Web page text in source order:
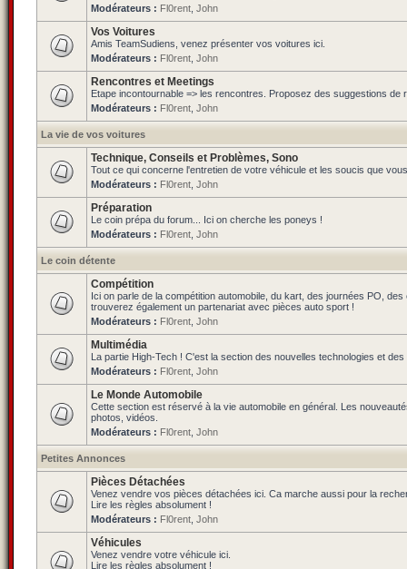
Modérateurs : Fl0rent John
Vos Voitures
Amis TeamSudiens, venez présenter vos voitures ici.
Modérateurs : Fl0rent John
Rencontres et Meetings
Etape incontournable => les rencontres. Proposez des suggestions de
Modérateurs : Fl0rent John
La vie de vos voitures
Technique, Conseils et Problèmes, Sono
Tout ce qui concerne l'entretien de votre véhicule et les soucis que
Modérateurs : Fl0rent John
Préparation
Le coin prépa du forum... Ici on cherche les poneys !
Modérateurs : Fl0rent John
Le coin détente
Compétition
Ici on parle de la compétition automobile, du kart, des journées PO,
trouverez également un partenariat avec pièces auto sport !
Modérateurs : Fl0rent John
Multimédia
La partie High-Tech ! C'est la section des nouvelles technologies et
Modérateurs : Fl0rent John
Le Monde Automobile
Cette section est réservé à la vie automobile en général. Les
photos, vidéos.
Modérateurs : Fl0rent John
Petites Annonces
Pièces Détachées
Venez vendre vos pièces détachées ici. Ca marche aussi pour la
Lire les règles absolument !
Modérateurs : Fl0rent John
Véhicules
Venez vendre votre véhicule ici.
Lire les règles absolument !